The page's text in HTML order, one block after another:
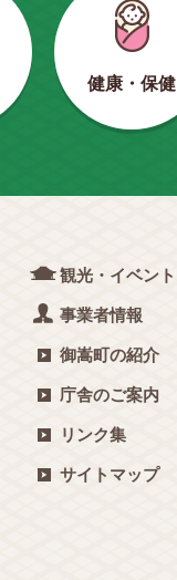
健康・保健
観光・イベント
事業者情報
御嵩町の紹介
庁舎のご案内
リンク集
サイトマップ